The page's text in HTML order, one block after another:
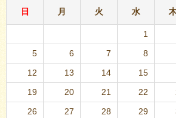
日 月 火 水
1
5
6 7 8
12
13 14 15
19
20 21 22
26
27 28 29